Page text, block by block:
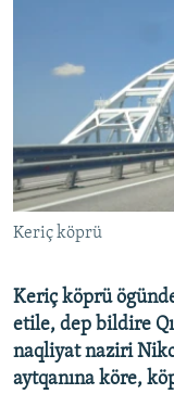
Русский
Українською
QOŞULIÑIZ!
RFE/RS bütün
Keriç köprü
Keriç köprü
etile, dep bildire
naqliyat naziri
aytqanına köre,